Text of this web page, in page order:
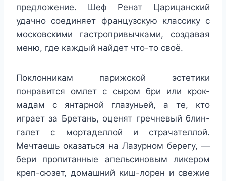
предложение. Шеф Ренат Царицанский
удачно соединяет французскую классику с
московскими гастропривычками, создавая
меню, где каждый найдет что-то своё.
Поклонникам парижской эстетики
понравится омлет с сыром бри или крок-
мадам с янтарной глазуньей, а те, кто
играет за Бретань, оценят гречневый блин-
галет с мортаделлой и страчателлой.
Мечтаешь оказаться на Лазурном берегу, —
бери пропитанные апельсиновым ликером
креп-сюзет, домашний киш-лорен и свежие